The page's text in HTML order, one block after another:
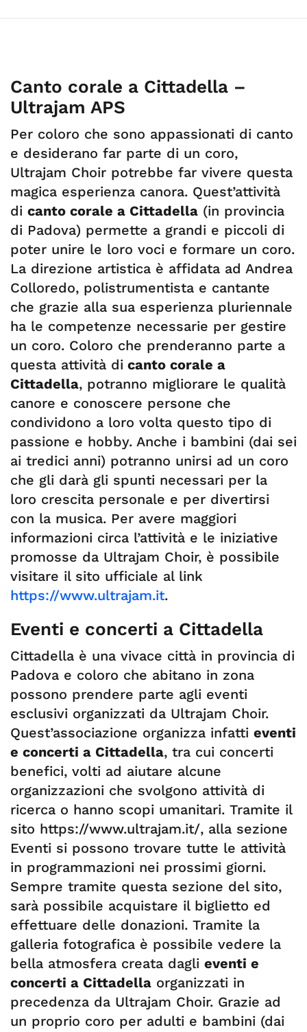
Canto corale a Cittadella –
Ultrajam APS
Per coloro che sono appassionati di canto
e desiderano far parte di un coro,
Ultrajam Choir potrebbe far vivere questa
magica esperienza canora. Quest’attività
di canto corale a Cittadella (in provincia
di Padova) permette a grandi e piccoli di
poter unire le loro voci e formare un coro.
La direzione artistica è affidata ad Andrea
Colloredo, polistrumentista e cantante
che grazie alla sua esperienza pluriennale
ha le competenze necessarie per gestire
un coro. Coloro che prenderanno parte a
questa attività di canto corale a
Cittadella, potranno migliorare le qualità
canore e conoscere persone che
condividono a loro volta questo tipo di
passione e hobby. Anche i bambini (dai sei
ai tredici anni) potranno unirsi ad un coro
che gli darà gli spunti necessari per la
loro crescita personale e per divertirsi
con la musica. Per avere maggiori
informazioni circa l’attività e le iniziative
promosse da Ultrajam Choir, è possibile
visitare il sito ufficiale al link
https://www.ultrajam.it.
Eventi e concerti a Cittadella
Cittadella è una vivace città in provincia di
Padova e coloro che abitano in zona
possono prendere parte agli eventi
esclusivi organizzati da Ultrajam Choir.
Quest’associazione organizza infatti eventi
e concerti a Cittadella, tra cui concerti
benefici, volti ad aiutare alcune
organizzazioni che svolgono attività di
ricerca o hanno scopi umanitari. Tramite il
sito https://www.ultrajam.it/, alla sezione
Eventi si possono trovare tutte le attività
in programmazioni nei prossimi giorni.
Sempre tramite questa sezione del sito,
sarà possibile acquistare il biglietto ed
effettuare delle donazioni. Tramite la
galleria fotografica è possibile vedere la
bella atmosfera creata dagli eventi e
concerti a Cittadella organizzati in
precedenza da Ultrajam Choir. Grazie ad
un proprio coro per adulti e bambini (dai